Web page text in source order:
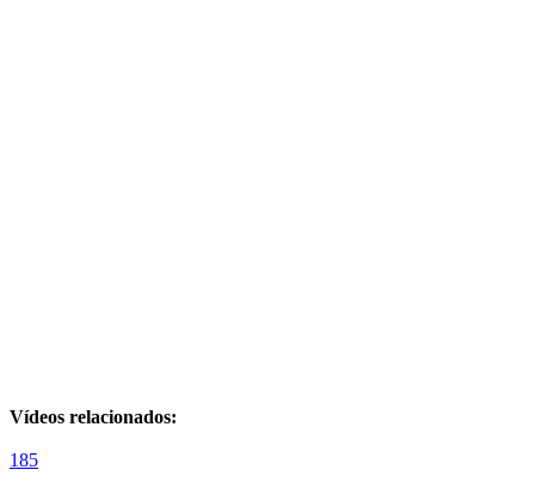
Vídeos relacionados:
185